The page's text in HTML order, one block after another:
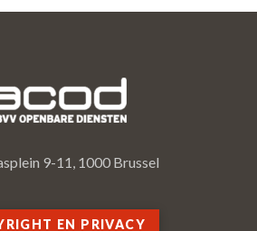
9-11, 1000 Brussel
EN PRIVACY